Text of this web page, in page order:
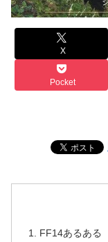
X
Pocket
FF14あるある